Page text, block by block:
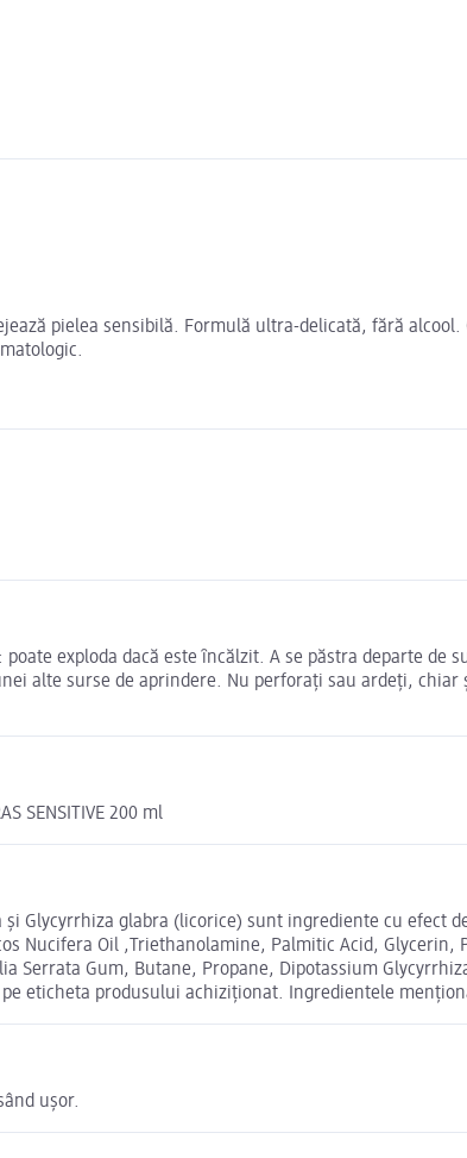
pielea sensibilă. Formulă ultra-delicată, fără
exploda dacă este ȋncălzit. A se păstra departe
alte surse de aprindere. Nu perforaţi sau ardeţi,
SENSITIVE 200 ml
şi Glycyrrhiza glabra (licorice) sunt ingrediente cu
Nucifera Oil ,Triethanolamine, Palmitic Acid,
Serrata Gum, Butane, Propane, Dipotassium
eticheta produsului achiziționat. Ingredientele
ușor.